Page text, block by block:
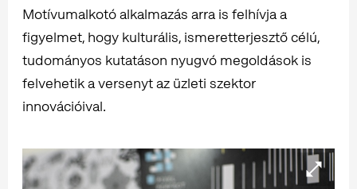
Motívumalkotó alkalmazás arra is felhívja a
figyelmet, hogy kulturális, ismeretterjesztő célú,
tudományos kutatáson nyugvó megoldások is
felvehetik a versenyt az üzleti szektor
innovációival.